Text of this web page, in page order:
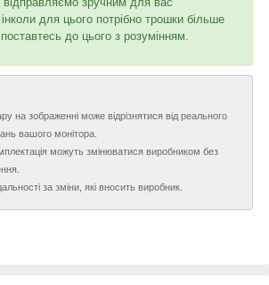
для цього потрібно трошки більше
до цього з розумінням.
на зображенні може відрізнятися від реального
вашого монітора.
можуть змінюватися виробником без
за зміни, які вносить виробник.